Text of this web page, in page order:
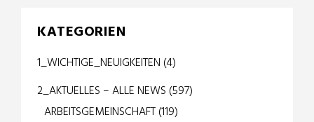
KATEGORIEN
1_WICHTIGE_NEUIGKEITEN (4)
2_AKTUELLES – ALLE NEWS (597)
ARBEITSGEMEINSCHAFT(119)